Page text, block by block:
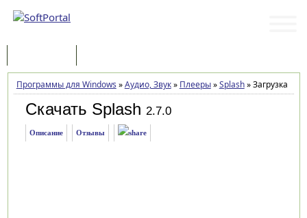
Программы для Windows »Аудио, Звук» Плееры»Splash»Загрузка
Скачать Splash 2.7.0
Описание Отзывы